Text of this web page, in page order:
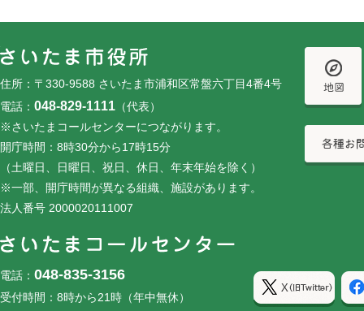
住所：〒330-9588 さいたま市浦和区常盤六丁目4番4号
電話： 048-829-1111 （代表）
※さいたまコールセンターにつながります。
開庁時間：8時30分から17時15分
（土曜日、日曜日、祝日、休日、年末年始を除く）
※一部、開庁時間が異なる組織、施設があります。
法人番号 2000020111007
電話： 048-835-3156
受付時間：8時から21時（年中無休）